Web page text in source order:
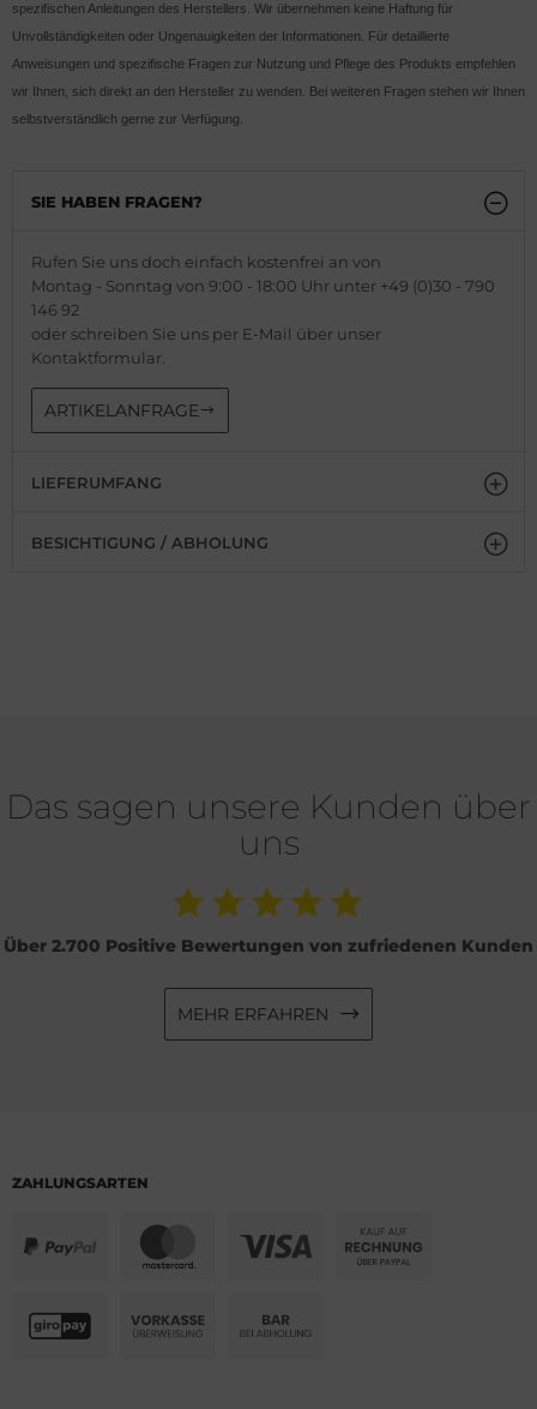
SIE HABEN FRAGEN?
Rufen Sie uns doch einfach kostenfrei an von
Montag - Sonntag von 9:00 - 18:00 Uhr unter +49 (0)30 - 790
146 92
oder schreiben Sie uns per E-Mail über unser
Kontaktformular.
ARTIKELANFRAGE
LIEFERUMFANG
BESICHTIGUNG / ABHOLUNG
spezifischen Anleitungen des Herstellers. Wir übernehmen keine Haftung für
Unvollständigkeiten oder Ungenauigkeiten der Informationen. Für detaillierte
Anweisungen und spezifische Fragen zur Nutzung und Pflege des Produkts empfehlen
wir Ihnen, sich direkt an den Hersteller zu wenden. Bei weiteren Fragen stehen wir Ihnen
selbstverständlich gerne zur Verfügung.
Das sagen unsere Kunden über
uns
Über 2.700 Positive Bewertungen von zufriedenen Kunden
MEHR ERFAHREN
ZAHLUNGSARTEN